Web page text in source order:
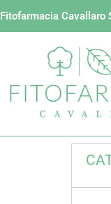
Vai
Fitofarmacia Cavallaro